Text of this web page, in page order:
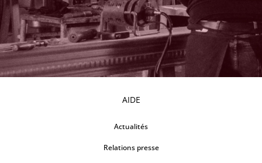
AIDE
Actualités
Relations presse